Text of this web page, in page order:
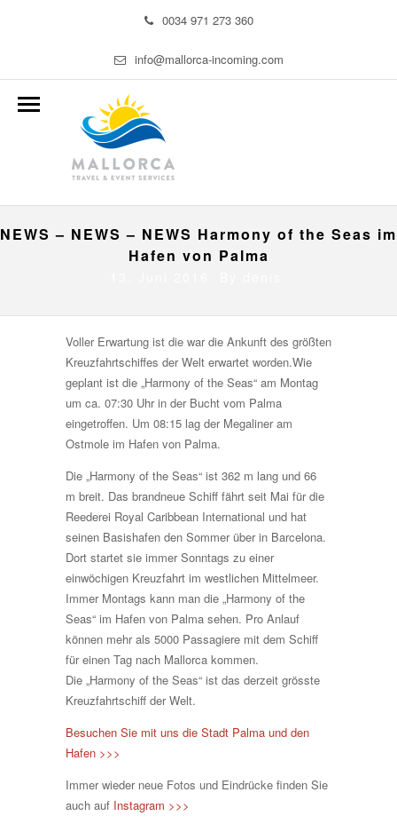
0034 971 273 360
info@mallorca-incoming.com
NEWS – NEWS – NEWS Harmony of the Seas im
Hafen von Palma
Voller Erwartung ist die war die Ankunft des größten
Kreuzfahrtschiffes der Welt erwartet worden.Wie
geplant ist die „Harmony of the Seas“ am Montag
um ca. 07:30 Uhr in der Bucht vom Palma
eingetroffen. Um 08:15 lag der Megaliner am
Ostmole im Hafen von Palma.
Die „Harmony of the Seas“ ist 362 m lang und 66
m breit. Das brandneue Schiff fährt seit Mai für die
Reederei Royal Caribbean International und hat
seinen Basishafen den Sommer über in Barcelona.
Dort startet sie immer Sonntags zu einer
einwöchigen Kreuzfahrt im westlichen Mittelmeer.
Immer Montags kann man die „Harmony of the
Seas“ im Hafen von Palma sehen. Pro Anlauf
können mehr als 5000 Passagiere mit dem Schiff
für einen Tag nach Mallorca kommen.
Die „Harmony of the Seas“ ist das derzeit grösste
Kreuzfahrtschiff der Welt.
Besuchen Sie mit uns die Stadt Palma und den
Hafen >>>
Immer wieder neue Fotos und Eindrücke finden Sie
auch auf Instagram >>>